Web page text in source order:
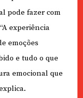
pode fazer com
experiência
emoções
e tudo o que
emocional que